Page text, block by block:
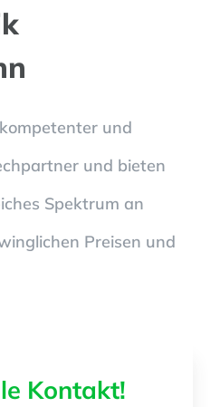
und
und bieten
Spektrum an
Preisen und
Kontakt!